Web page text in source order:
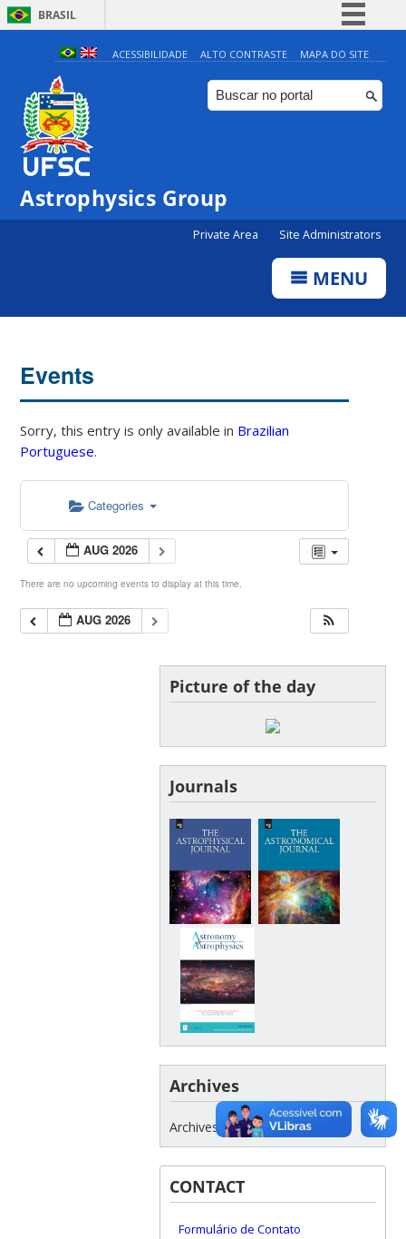
BRASIL
Simplifique!
Comunica BR
Participe
ACESSIBILIDADE ALTO CONTRASTE MAPA DO SITE
Astrophysics Group
Private Area Site Administrators
MENU
Events
Sorry, this entry is only available in Brazilian
Portuguese.
Categories
AUG 2026
There are no upcoming events to display at this time.
AUG 2026
Picture of the day
Journals
Archives
Archives
CONTACT
Formulário de Contato